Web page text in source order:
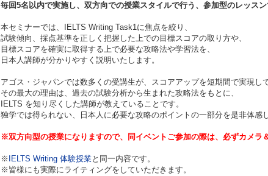
毎回5名以内で実施し、双方向での授業スタイルで行う、参加型のレッスン
本セミナーでは、IELTS Writing Task1に焦点を絞り、
試験傾向、採点基準を正しく把握した上での目標スコアの取り方や、
目標スコアを確実に取得する上で必要な攻略法や学習法を、
日本人講師が分かりやすく説明いたします。
アゴス・ジャパンでは数多くの受講生が、スコアアップを短期間で実現し
その最大の理由は、過去の試験分析から生まれた攻略法をもとに、
IELTS を知り尽くした講師が教えていることです。
独学では得られない、日本人に必要な攻略のポイントの一部分を是非体感
※双方向型の授業になりますので、同イベントご参加の際は、必ずカメ
※ IELTS Writing 体験授業と同一内容です。
※皆様にも実際にライティングをしていただきます。